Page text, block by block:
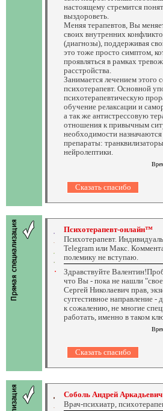
настоящему стремится
выздороветь.
Меняя терапевтов, Вы
своих внутренних
(диагнозы), поддерживая
это тоже просто симптом,
проявляться в рамках
расстройства.
Занимается лечением этого
психотерапевт. Основной
психотерапевтическую
обучение релаксации и
а так же антистрессовую
отношения к привычным
необходимости
препараты:
нейролептики.
Психотерапевт-онлайн™
Психотерапевт.
Telegram или Макс.
полемику не вступаю.
Здравствуйте
что Вы - пока не нашли
Сергей Николаевич прав,
суггестивное направление
к сожалению, не многие
работать, именно в таком
Соболь Андрей Аркадьевич
Врач-психиатр,